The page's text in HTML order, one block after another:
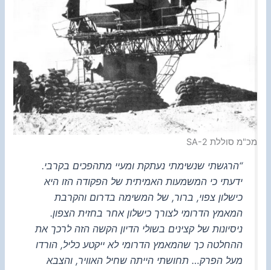
מכ"מ סוללת SA-2
“הרגשתי שנשימתי נעתקת ומעיי מתהפכים בקרבי.
ידעתי כי המשמעות האמיתית של הפקודה הזו היא
כישלון צפוי, ברור, של המשימה בדרום והקרבת
המאמץ הדרומי לצורך כישלון אחר בחזית הצפון.
ניסיונות של קצינים בשולי הדיון הקשה הזה לרכך את
ההחלטה כך שהמאמץ הדרומי לא ייקטע כליל, הורדו
מעל הפרק… תחושתי הייתה שחיל האוויר, והצבא